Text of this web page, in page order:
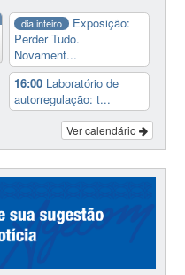
dia inteiro
Exposição:
Perder Tudo.
Novament...
16:00 Laboratório de
autorregulação: t...
Ver calendário